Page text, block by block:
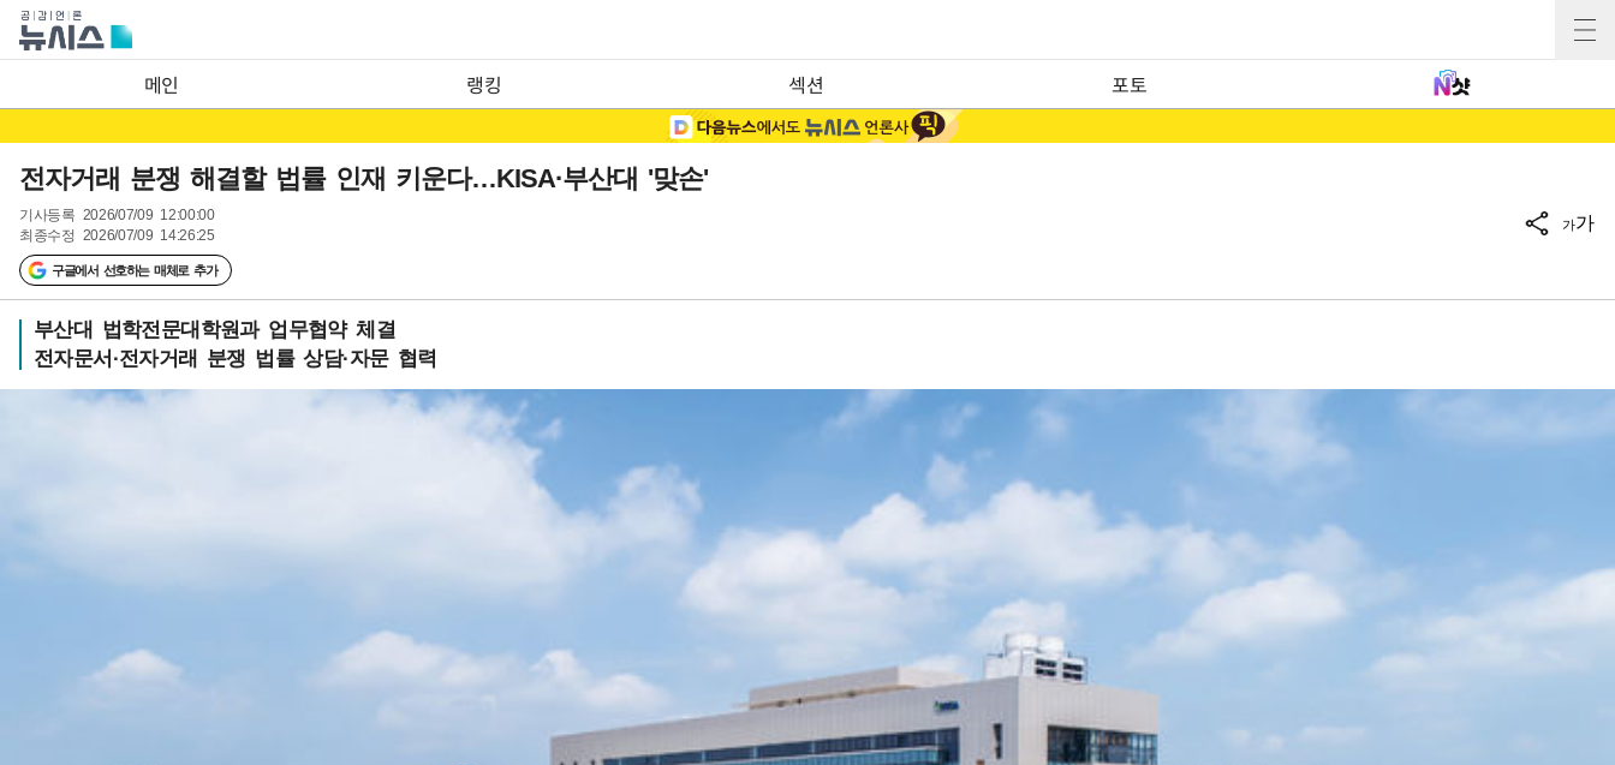
메인 랭킹 섹션 포토
전자거래 분쟁 해결할 법률 인재 키운다…KISA·부산대 '맞손'
기사등록 2026/07/09 12:00:00
최종수정 2026/07/09 14:26:25
구글에서 선호하는 매체로 추가
가가
부산대 법학전문대학원과 업무협약 체결
전자문서·전자거래 분쟁 법률 상담·자문 협력